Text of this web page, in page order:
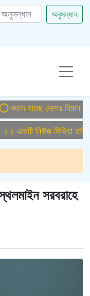
অনুসন্ধান
যাচ্ছে দেশের বিমান ও
নিউজ মিডিয়া
সরবরাহে